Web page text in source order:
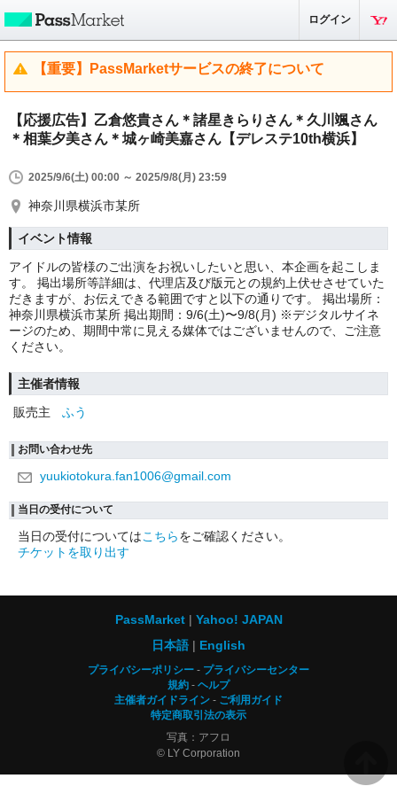
ログイン
【重要】PassMarketサービスの終了について
【応援広告】乙倉悠貴さん＊諸星きらりさん＊久川颯さん
＊相葉夕美さん＊城ヶ崎美嘉さん【デレステ10th横浜】
2025/9/6(土) 00:00 ～ 2025/9/8(月) 23:59
神奈川県横浜市某所
イベント情報
アイドルの皆様のご出演をお祝いしたいと思い、本企画を起こしま
す。 掲出場所等詳細は、代理店及び版元との規約上伏せさせていた
だきますが、お伝えできる範囲ですと以下の通りです。 掲出場所：
神奈川県横浜市某所 掲出期間：9/6(土)〜9/8(月) ※デジタルサイネ
ージのため、期間中常に見える媒体ではございませんので、ご注意
ください。
主催者情報
販売主
ふう
お問い合わせ先
yuukiotokura.fan1006@gmail.com
当日の受付について
当日の受付についてはこちらをご確認ください。
チケットを取り出す
PassMarket
Yahoo! JAPAN
日本語
English
プライバシーポリシー
プライバシーセンター
規約
ヘルプ
主催者ガイドライン
ご利用ガイド
特定商取引法の表示
写真：アフロ
© LY Corporation